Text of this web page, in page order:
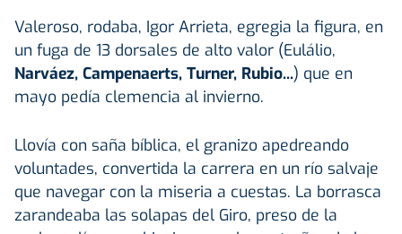
Valeroso, rodaba, Igor Arrieta, egregia la figura, en
un fuga de 13 dorsales de alto valor (Eulálio,
Narváez, Campenaerts, Turner, Rubio...) que en
mayo pedía clemencia al invierno.
Llovía con saña bíblica, el granizo apedreando
voluntades, convertida la carrera en un río salvaje
que navegar con la miseria a cuestas. La borrasca
zarandeaba las solapas del Giro, preso de la